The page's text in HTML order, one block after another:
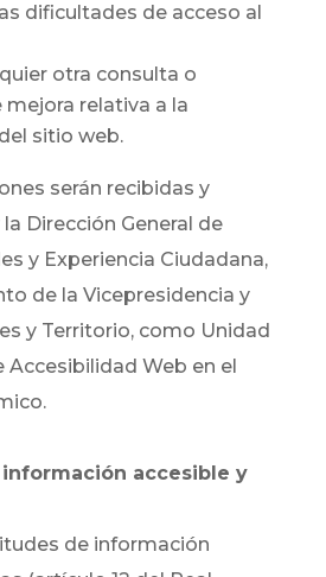
dificultades de acceso al
otra consulta o
mejora relativa a la
sitio web.
serán recibidas y
Dirección General de
y Experiencia Ciudadana,
de la Vicepresidencia y
y Territorio, como Unidad
Accesibilidad Web en el
accesible y
de información